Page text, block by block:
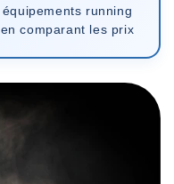
équipements running
en comparant les prix